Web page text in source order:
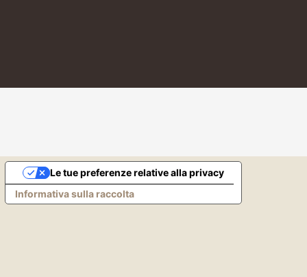
Informativa sulla raccolta
Le tue preferenze relative alla privacy